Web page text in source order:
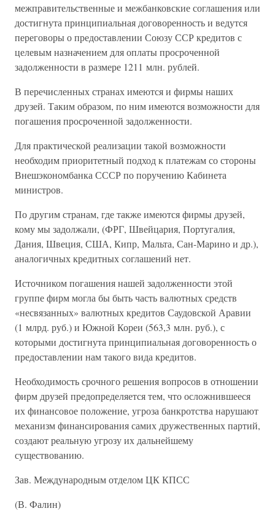
межправительственные и межбанковские соглашения или
достигнута принципиальная договоренность и ведутся
переговоры о предоставлении Союзу ССР кредитов с
целевым назначением для оплаты просроченной
задолженности в размере 1211 млн. рублей.
В перечисленных странах имеются и фирмы наших
друзей. Таким образом, по ним имеются возможности для
погашения просроченной задолженности.
Для практической реализации такой возможности
необходим приоритетный подход к платежам со стороны
Внешэкономбанка СССР по поручению Кабинета
министров.
По другим странам, где также имеются фирмы друзей,
кому мы задолжали, (ФРГ, Швейцария, Португалия,
Дания, Швеция, США, Кипр, Мальта, Сан-Марино и др.),
аналогичных кредитных соглашений нет.
Источником погашения нашей задолженности этой
группе фирм могла бы быть часть валютных средств
«несвязанных» валютных кредитов Саудовской Аравии
(1 млрд. руб.) и Южной Кореи (563,3 млн. руб.), с
которыми достигнута принципиальная договоренность о
предоставлении нам такого вида кредитов.
Необходимость срочного решения вопросов в отношении
фирм друзей предопределяется тем, что осложнившееся
их финансовое положение, угроза банкротства нарушают
механизм финансирования самих дружественных партий,
создают реальную угрозу их дальнейшему
существованию.
Зав. Международным отделом ЦК КПСС
(В. Фалин)